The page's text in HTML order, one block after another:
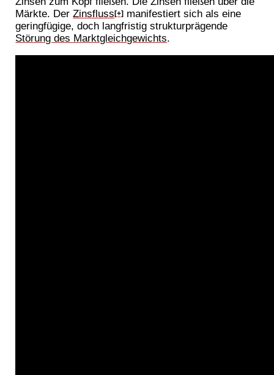
Märkte. DerZinsfluss[+] manifestiert sich als eine
geringfügige, doch langfristig strukturprägende
Störung des Marktgleichgewichts.